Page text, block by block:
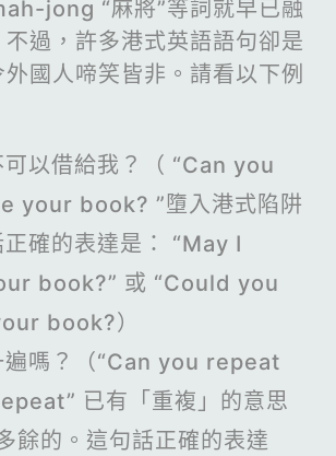
jong “麻將”等詞就早已融
不過，許多港式英語語句卻是
國人啼笑皆非。請看以下例
以借給我？（ “Can you
your book? ”墮入港式陷阱
確的表達是： “May I
book?” 或 “Could you
book?）
遍嗎？（“Can you repeat
已有「重複」的意思
餘的。這句話正確的表達